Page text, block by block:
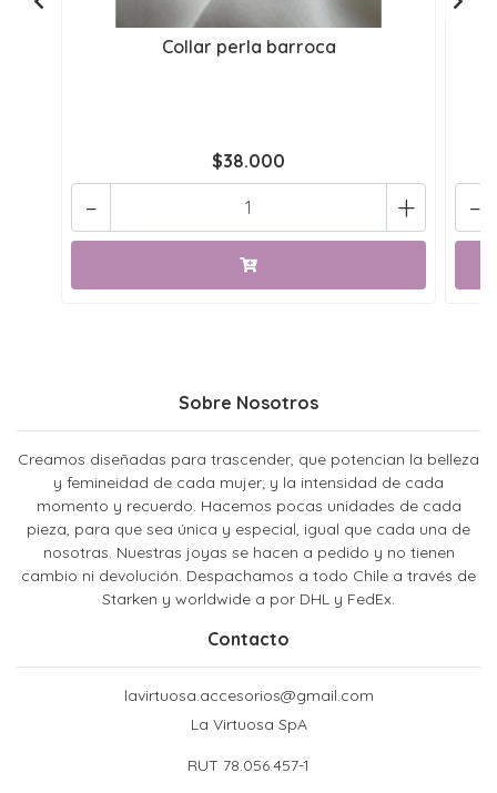
Collar perla barroca
$38.000
+
- -
Sobre Nosotros
Creamos diseñadas para trascender, que potencian la belleza
y femineidad de cada mujer; y la intensidad de cada
momento y recuerdo. Hacemos pocas unidades de cada
pieza, para que sea única y especial, igual que cada una de
nosotras. Nuestras joyas se hacen a pedido y no tienen
cambio ni devolución. Despachamos a todo Chile a través de
Starken y worldwide a por DHL y FedEx.
Contacto
lavirtuosa.accesorios@gmail.com
La Virtuosa SpA
RUT 78.056.457-1